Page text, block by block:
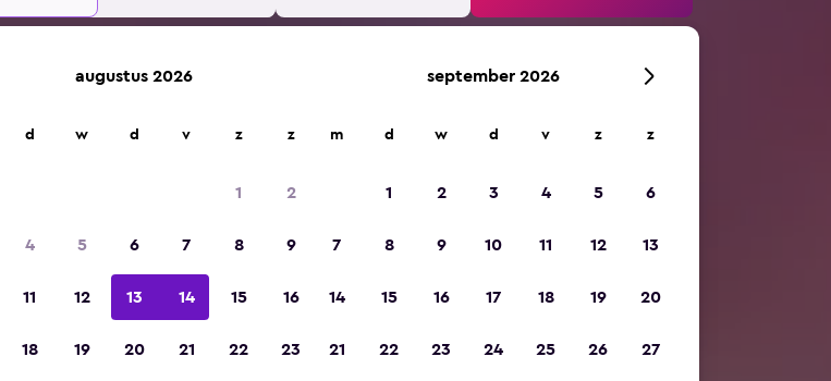
augustus 2026
d w d v z z
1 2
4 5 6 7 8 9
11 12 13 14 15 16
18 19 20 21 22 23
september 2026
m d w d v z z
1 2 3 4 5 6
7 8 9 10 11 12 13
14 15 16 17 18 19 20
21 22 23 24 25 26 27